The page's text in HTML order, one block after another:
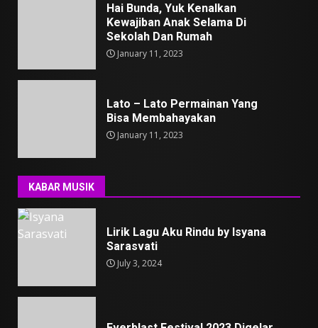
Hai Bunda, Yuk Kenalkan
Kewajiban Anak Selama Di
Sekolah Dan Rumah
January 11, 2023
Lato – Lato Permainan Yang
Bisa Membahayakan
January 11, 2023
KABAR MUSIK
Lirik Lagu Aku Rindu by Isyana
Sarasvati
July 3, 2024